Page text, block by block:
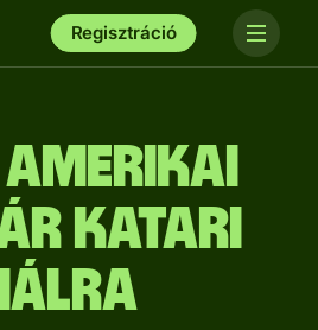
Regisztráció
katari